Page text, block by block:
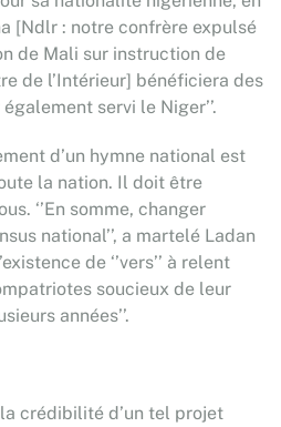
[Ndlr : notre confrère expulsé
de Mali sur instruction de
de l’Intérieur] bénéficiera des
servi le Niger’’.
d’un hymne national est
la nation. Il doit être
‘’En somme, changer
national’’, a martelé Ladan
de ‘’vers’’ à relent
soucieux de leur
années’’.
crédibilité d’un tel projet